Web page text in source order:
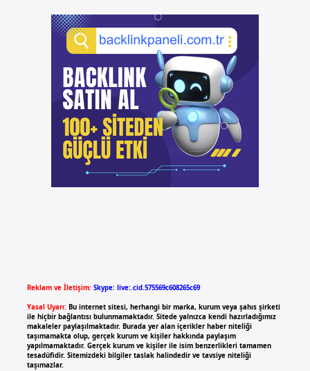
Reklam ve İletişim: Skype: live:.cid.575569c608265c69
Yasal Uyarı: Bu internet sitesi, herhangi bir marka, kurum veya şahıs şirketi
ile hiçbir bağlantısı bulunmamaktadır. Sitede yalnızca kendi hazırladığımız
makaleler paylaşılmaktadır. Burada yer alan içerikler haber niteliği
taşımamakta olup, gerçek kurum ve kişiler hakkında paylaşım
yapılmamaktadır. Gerçek kurum ve kişiler ile isim benzerlikleri tamamen
tesadüfidir. Sitemizdeki bilgiler taslak halindedir ve tavsiye niteliği
taşımazlar.